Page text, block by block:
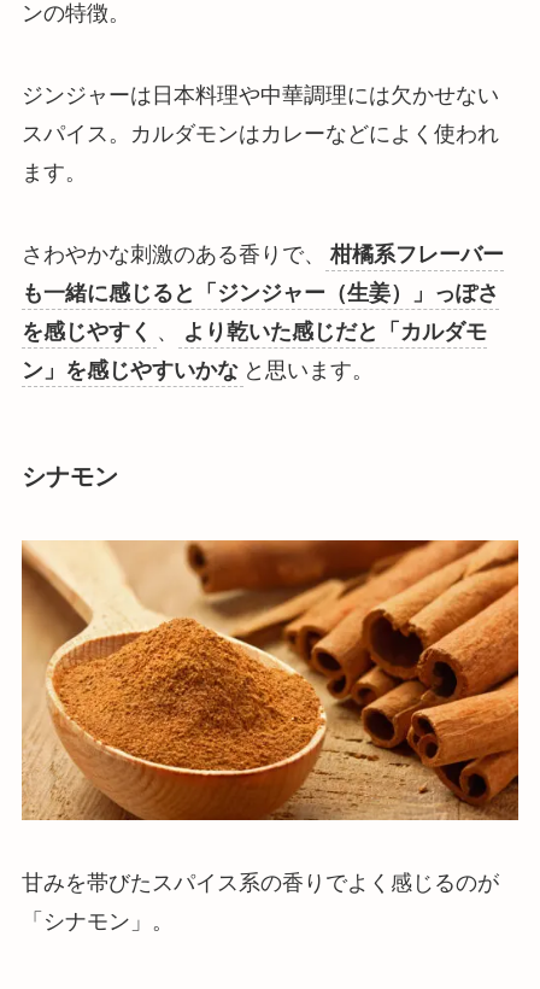
ンの特徴。
ジンジャーは日本料理や中華調理には欠かせない
スパイス。カルダモンはカレーなどによく使われ
ます。
さわやかな刺激のある香りで、
柑橘系フレーバー
も一緒に感じると「ジンジャー（生姜）」っぽさ
を感じやすく 、
より乾いた感じだと「カルダモ
ン」を感じやすいかな と思います。
シナモン
甘みを帯びたスパイス系の香りでよく感じるのが
「シナモン」。